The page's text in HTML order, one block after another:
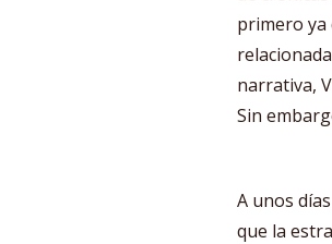
primero ya
narrativa,
Sin
A unos
que la